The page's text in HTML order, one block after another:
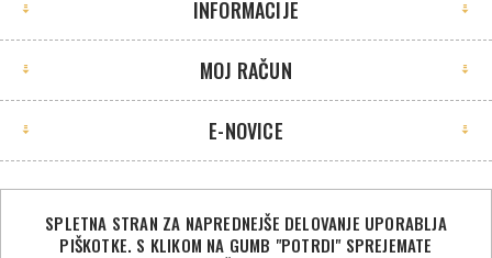
INFORMACIJE
MOJ RAČUN
E-NOVICE
©2026 Sport Store. Vse pravice pridržane.
SPLETNA STRAN ZA NAPREDNEJŠE DELOVANJE UPORABLJA
PIŠKOTKE. S KLIKOM NA GUMB "POTRDI" SPREJEMATE